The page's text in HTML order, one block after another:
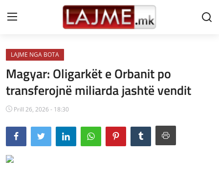
Shtëpi
LAJME MAQEDONI
SHQIPERI
KOSOVA
LAJME NGA BOTA
LAJME NGA BOTA
Magyar: Oligarkët e Orbanit po
transferojnë miliarda jashtë vendit
Prill 26, 2026 - 18:30